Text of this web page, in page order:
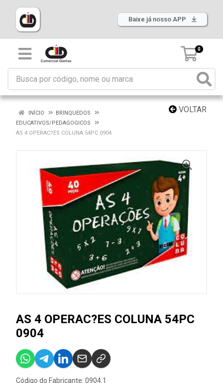
Baixe já nosso APP
0
VOLTAR
INÍCIO
BRINQUEDOS
EDUCATIVOS/PEDAGOGICOS
AS 4 OPERAC?ES COLUNA 54PC 0904
AS 4 OPERAC?ES COLUNA 54PC
0904
Código do Fabricante: 0904.1